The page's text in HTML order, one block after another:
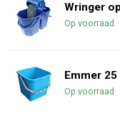
Wringer
Op voorraad
Emmer
Op voorraad